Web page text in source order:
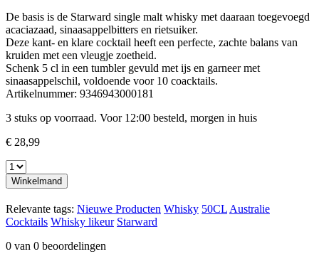
De basis is de Starward single malt whisky met daaraan toegevoegd
acaciazaad, sinaasappelbitters en rietsuiker.
Deze kant- en klare cocktail heeft een perfecte, zachte balans van
kruiden met een vleugje zoetheid.
Schenk 5 cl in een tumbler gevuld met ijs en garneer met
sinaasappelschil, voldoende voor 10 coacktails.
Artikelnummer: 9346943000181
3 stuks op voorraad. Voor 12:00 besteld, morgen in huis
€ 28,99
Winkelmand
Relevante tags: Nieuwe Producten Whisky 50CL Australie
Cocktails Whisky likeur Starward
0 van 0 beoordelingen